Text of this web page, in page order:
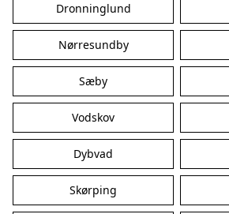
Dronninglund
Nørresundby
Sæby
Vodskov
Dybvad
Skørping